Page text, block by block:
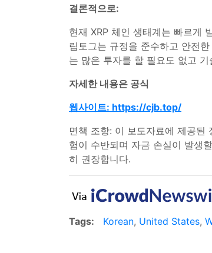
결론적으로:
현재 XRP 체인 생태계는 빠르게
립토그는 규정을 준수하고 안전
는 많은 투자를 할 필요도 없고
자세한 내용은 공식
웹사이트: https://cjb.top/
면책 조항: 이 보도자료에 제공된
험이 수반되며 자금 손실이 발생
히 권장합니다.
Tags: Korean, United States,